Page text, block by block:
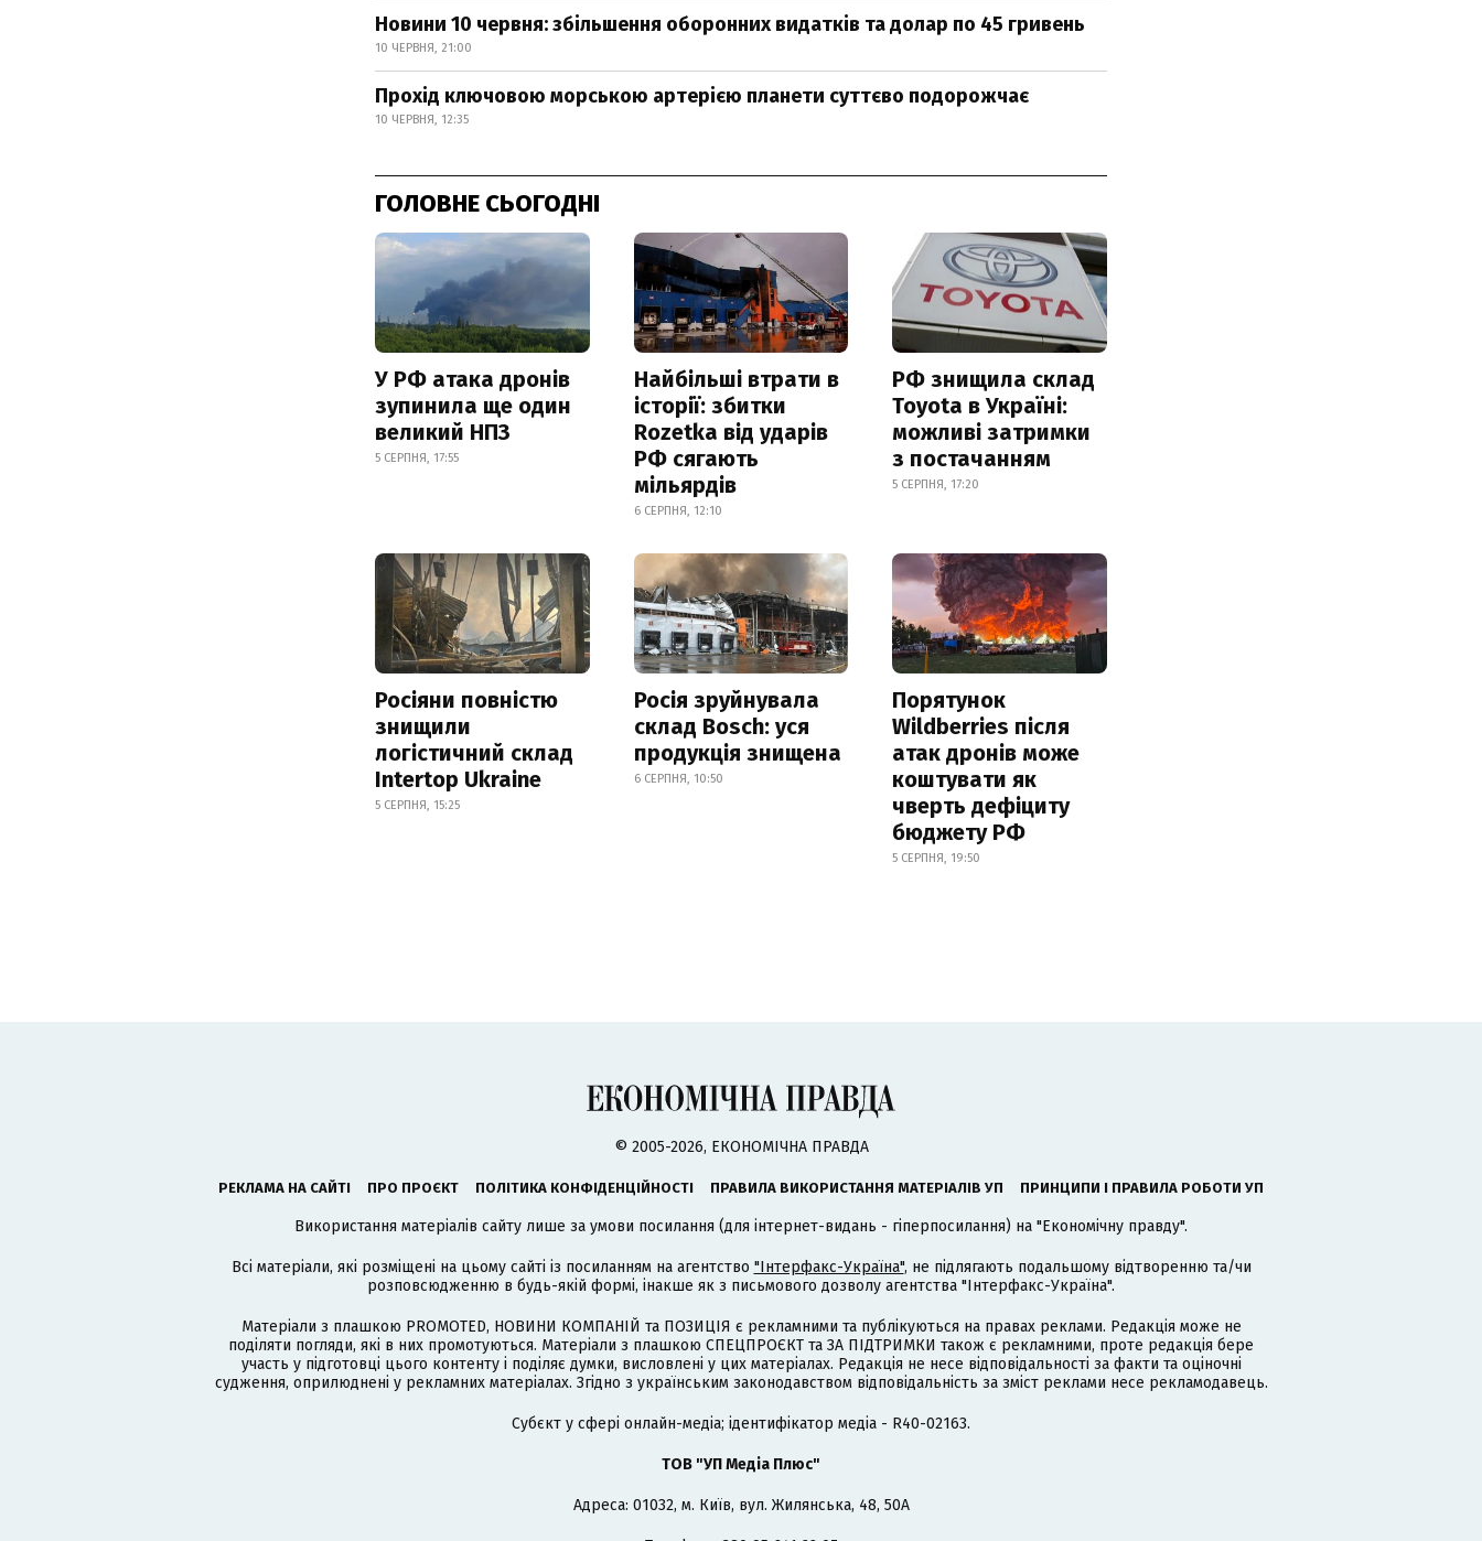
Новини 10 червня: збільшення оборонних видатків та долар по 45 гривень
10 ЧЕРВНЯ, 21:00
Прохід ключовою морською артерією планети суттєво подорожчає
10 ЧЕРВНЯ, 12:35
ГОЛОВНЕ СЬОГОДНІ
У РФ атака дронів
зупинила ще один
великий НПЗ
5 СЕРПНЯ, 17:55
Найбільші втрати в
історії: збитки
Rozetka від ударів
РФ сягають
мільярдів
6 СЕРПНЯ, 12:10
РФ знищила склад
Toyota в Україні:
можливі затримки
з постачанням
5 СЕРПНЯ, 17:20
Росіяни повністю
знищили
логістичний склад
Intertop Ukraine
5 СЕРПНЯ, 15:25
Росія зруйнувала
склад Bosch: уся
продукція знищена
6 СЕРПНЯ, 10:50
Порятунок
Wildberries після
атак дронів може
коштувати як
чверть дефіциту
бюджету РФ
5 СЕРПНЯ, 19:50
© 2005-2026, ЕКОНОМІЧНА ПРАВДА
РЕКЛАМА НА САЙТІ ПРО ПРОЄКТ ПОЛІТИКА КОНФІДЕНЦІЙНОСТІ ПРАВИЛА ВИКОРИСТАННЯ МАТЕРІАЛІВ УП ПРИНЦИПИ І ПРАВИЛА РОБОТИ УП
Використання матеріалів сайту лише за умови посилання (для інтернет-видань - гіперпосилання) на "Економічну правду".
Всі матеріали, які розміщені на цьому сайті із посиланням на агентство "Інтерфакс-Україна", не підлягають подальшому відтворенню та/чи
розповсюдженню в будь-якій формі, інакше як з письмового дозволу агентства "Інтерфакс-Україна".
Матеріали з плашкою PROMOTED, НОВИНИ КОМПАНІЙ та ПОЗИЦІЯ є рекламними та публікуються на правах реклами. Редакція може не
поділяти погляди, які в них промотуються. Матеріали з плашкою СПЕЦПРОЄКТ та ЗА ПІДТРИМКИ також є рекламними, проте редакція бере
участь у підготовці цього контенту і поділяє думки, висловлені у цих матеріалах. Редакція не несе відповідальності за факти та оціночні
судження, оприлюднені у рекламних матеріалах. Згідно з українським законодавством відповідальність за зміст реклами несе рекламодавець.
Cубєкт у сфері онлайн-медіа; ідентифікатор медіа - R40-02163.
ТОВ "УП Медіа Плюс"
Адреса: 01032, м. Київ, вул. Жилянська, 48, 50А